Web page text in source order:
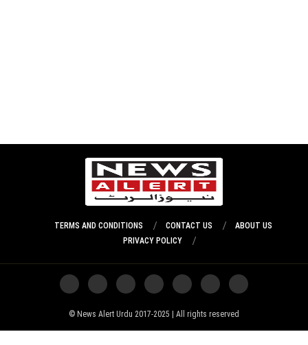
ABOUT US
CONTACT US
TERMS AND CONDITIONS
PRIVACY POLICY
News Alert Urdu 2017-2025 | All rights reserved ©